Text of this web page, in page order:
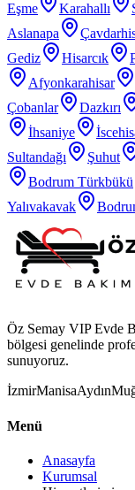
Eşme
Karahallı
Aslanapa
Gediz
Hisarcık
Afyonkarahisar
Çobanlar
Dazkırı
İhsaniye
Sultandağı
Şuhut
Bodrum Türkbükü
Yalıvakavak
Öz Semay VIP Evde
bölgesi genelinde
sunuyoruz.
İzmirManisaAydın
Menü
Anasayfa
Kurumsal